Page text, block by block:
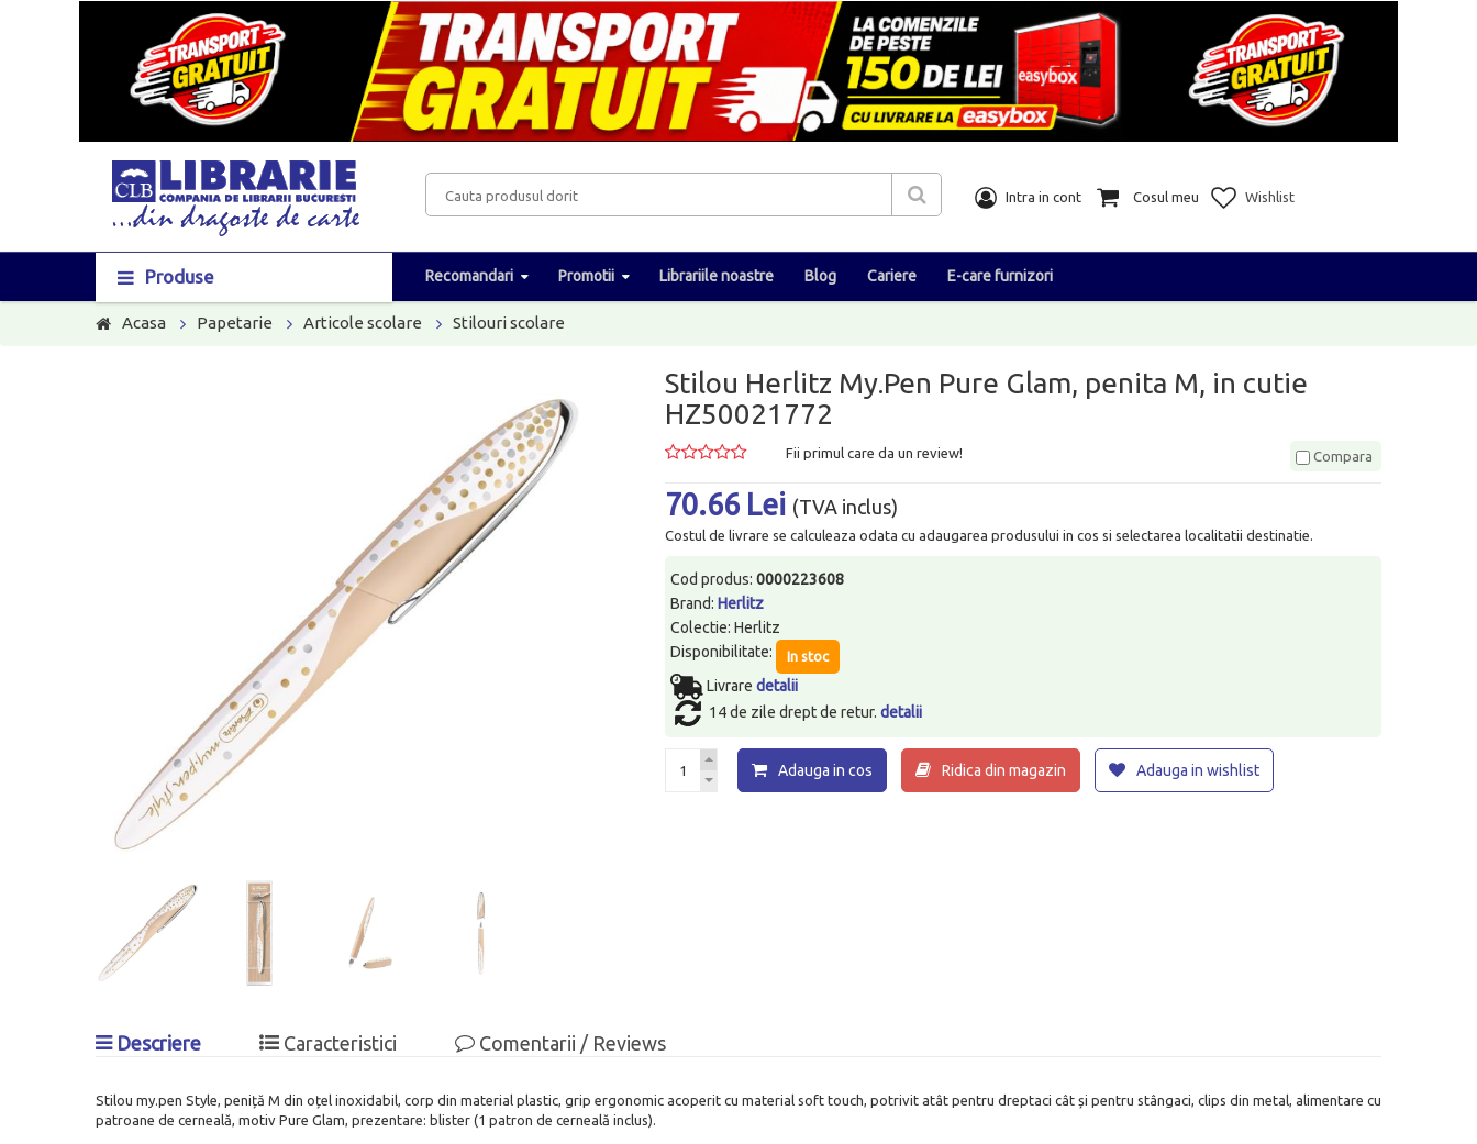
Intra in cont Cosul meu Wishlist
Produse Recomandari Promotii Librariile noastre Blog Cariere E-care furnizori
Acasa Papetarie Articole scolare Stilouri scolare
Stilou Herlitz My.Pen Pure Glam, penita M, in cutie
HZ50021772
Fii primul care da un review! Compara
70.66 Lei (TVA inclus)
Costul de livrare se calculeaza odata cu adaugarea produsului in cos si selectarea localitatii destinatie.
Cod produs:0000223608
Brand: Herlitz
Colectie: Herlitz
Disponibilitate:
In stoc
Livraredetalii
14 de zile drept de retur.detalii
Adauga in cos Ridica din magazin Adauga in wishlist
Descriere Caracteristici Comentarii / Reviews
Stilou my.pen Style, peniță M din oțel inoxidabil, corp din material plastic, grip ergonomic acoperit cu material soft touch, potrivit atât pentru dreptaci cât și pentru stângaci, clips din metal, alimentare cu
patroane de cerneală, motiv Pure Glam, prezentare: blister (1 patron de cerneală inclus).